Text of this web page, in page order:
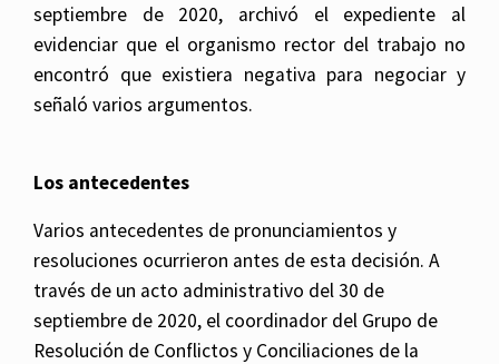
septiembre de 2020, archivó el expediente al
evidenciar que el organismo rector del trabajo no
encontró que existiera negativa para negociar y
señaló varios argumentos.
Los antecedentes
Varios antecedentes de pronunciamientos y
resoluciones ocurrieron antes de esta decisión. A
través de un acto administrativo del 30 de
septiembre de 2020, el coordinador del Grupo de
Resolución de Conflictos y Conciliaciones de la